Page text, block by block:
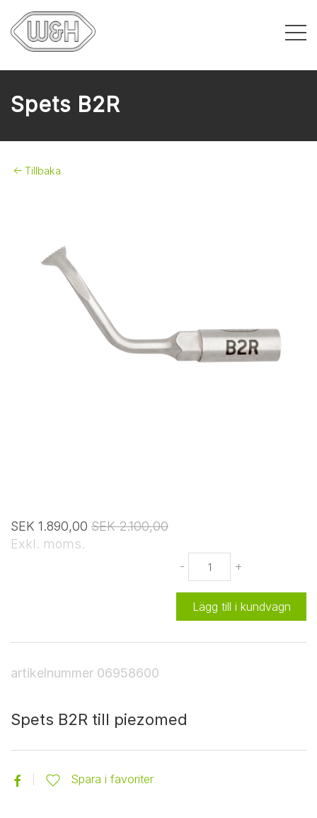
Spets B2R
Tillbaka
SEK 1.890,00 SEK 2.100,00
Exkl. moms.
-
+
Lägg till i kundvagn
artikelnummer 06958600
Spets B2R till piezomed
Spara i favoriter